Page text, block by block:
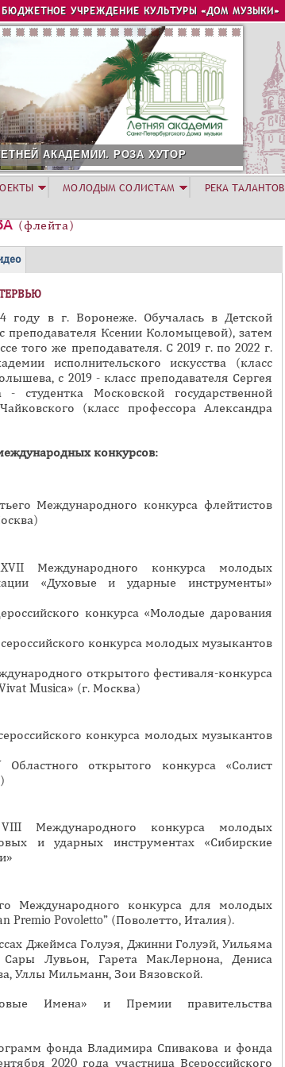
to navigationУЧРЕЖДЕНИЕ КУЛЬТУРЫ «ДОМ МУЗЫКИ»
АКАДЕМИИ. РОЗА ХУТОР
(флейта)
году в г. Воронеже. Обучалась в Детской
преподавателя Ксении Коломыцевой), затем
того же преподавателя. С 2019 г. по 2022 г.
исполнительского искусства (класс
с 2019 - класс преподавателя Сергея
студентка Московской государственной
(класс профессора Александра
конкурсов:
Международного конкурса флейтистов
Международного конкурса молодых
«Духовые и ударные инструменты»
конкурса «Молодые дарования
конкурса молодых музыкантов
открытого фестиваля-конкурса
Musica» (г. Москва)
конкурса молодых музыкантов
открытого конкурса «Солист
Международного конкурса молодых
и ударных инструментах «Сибирские
Международного конкурса для молодых
Premio Povoletto” (Поволетто, Италия).
Джеймса Голуэя, Джинни Голуэй, Уильяма
Лувьон, Гарета МакЛернона, Дениса
Уллы Мильманн, Зои Вязовской.
Имена» и Премии правительства
фонда Владимира Спивакова и фонда
2020 года участница Всероссийского
МОЛОДЫМ СОЛИСТАМ РЕКА ТАЛАНТОВ